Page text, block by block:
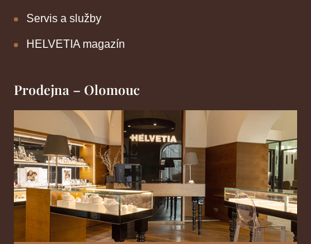
Servis a služby
HELVETIA magazín
Prodejna – Olomouc